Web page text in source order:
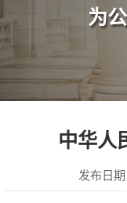
为
中华人
发布日